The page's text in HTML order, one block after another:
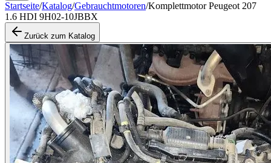
Startseite/Katalog/Gebrauchtmotoren/Komplettmotor Peugeot 207
1.6 HDI 9H02-10JBBX
Zurück zum Katalog